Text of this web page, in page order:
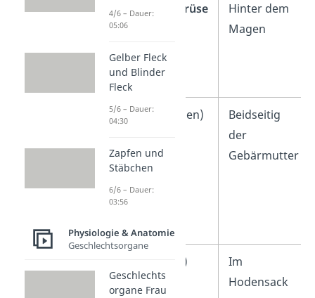
Bauchspeicheldrüse
Hinter dem
Magen
Eierstöcke (Frauen)
Beidseitig
der
Gebärmutter
(Männer)
Im
Hodensack
4/6 – Dauer:
05:06
Gelber Fleck
und Blinder
Fleck
5/6 – Dauer:
04:30
Zapfen und
Stäbchen
6/6 – Dauer:
03:56
Physiologie & Anatomie
Geschlechtsorgane
Geschlechts
organe Frau